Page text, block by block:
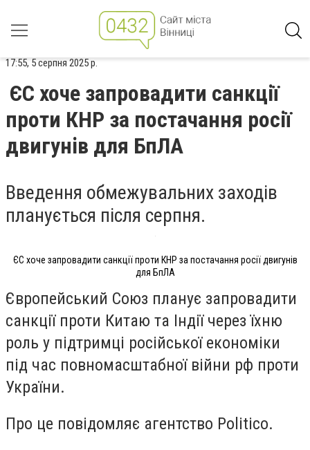
17:55, 5 серпня 2025 р.
ЄС хоче запровадити санкції
проти КНР за постачання росії
двигунів для БпЛА
Введення обмежувальних заходів
планується після серпня.
ЄС хоче запровадити санкції проти КНР за постачання росії двигунів
для БпЛА
Європейський Союз планує запровадити
санкції проти Китаю та Індії через їхню
роль у підтримці російської економіки
під час повномасштабної війни рф проти
України.
Про це повідомляє агентство Politico.